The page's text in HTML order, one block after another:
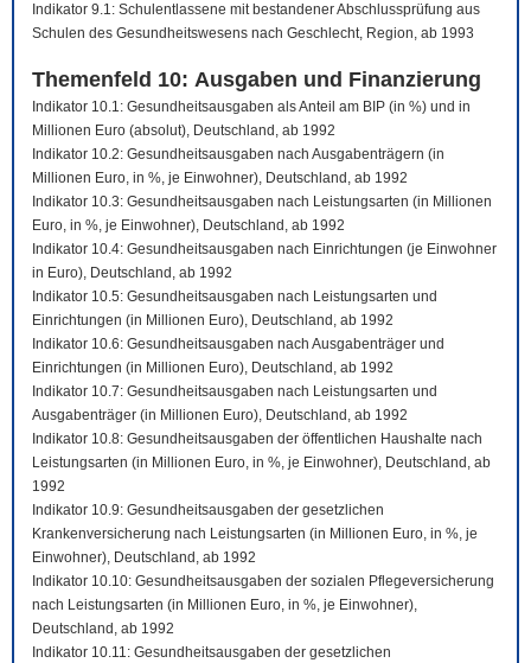
Indikator 9.1: Schulentlassene mit bestandener Abschlussprüfung aus
Schulen des Gesundheitswesens nach Geschlecht, Region, ab 1993
Themenfeld 10: Ausgaben und Finanzierung
Indikator 10.1: Gesundheitsausgaben als Anteil am BIP (in %) und in
Millionen Euro (absolut), Deutschland, ab 1992
Indikator 10.2: Gesundheitsausgaben nach Ausgabenträgern (in
Millionen Euro, in %, je Einwohner), Deutschland, ab 1992
Indikator 10.3: Gesundheitsausgaben nach Leistungsarten (in Millionen
Euro, in %, je Einwohner), Deutschland, ab 1992
Indikator 10.4: Gesundheitsausgaben nach Einrichtungen (je Einwohner
in Euro), Deutschland, ab 1992
Indikator 10.5: Gesundheitsausgaben nach Leistungsarten und
Einrichtungen (in Millionen Euro), Deutschland, ab 1992
Indikator 10.6: Gesundheitsausgaben nach Ausgabenträger und
Einrichtungen (in Millionen Euro), Deutschland, ab 1992
Indikator 10.7: Gesundheitsausgaben nach Leistungsarten und
Ausgabenträger (in Millionen Euro), Deutschland, ab 1992
Indikator 10.8: Gesundheitsausgaben der öffentlichen Haushalte nach
Leistungsarten (in Millionen Euro, in %, je Einwohner), Deutschland, ab
1992
Indikator 10.9: Gesundheitsausgaben der gesetzlichen
Krankenversicherung nach Leistungsarten (in Millionen Euro, in %, je
Einwohner), Deutschland, ab 1992
Indikator 10.10: Gesundheitsausgaben der sozialen Pflegeversicherung
nach Leistungsarten (in Millionen Euro, in %, je Einwohner),
Deutschland, ab 1992
Indikator 10.11: Gesundheitsausgaben der gesetzlichen